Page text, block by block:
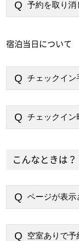
予約を取り消
宿泊当日について
チェックイン
チェックイン
こんなときは？
ページが表示
空室ありで予